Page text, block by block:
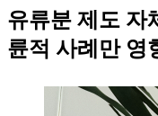
유류분 제도 자
륜적 사례만 영